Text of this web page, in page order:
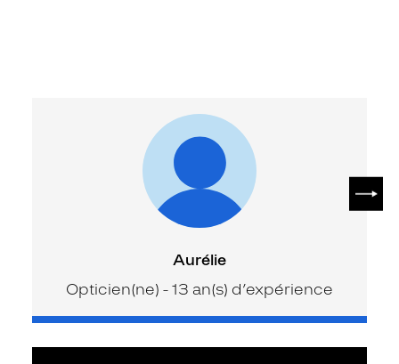
Aurélie
Opticien(ne) - 13 an(s) d’expérience